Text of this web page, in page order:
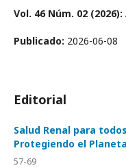
Vol. 46 Núm. 02
Publicado: 2026-06-08
Editorial
Salud Renal para
Protegiendo el Planeta
57-69